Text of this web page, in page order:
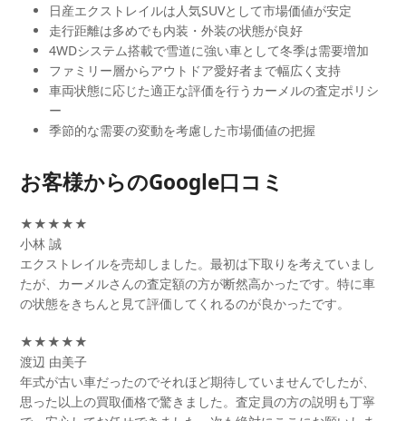
日産エクストレイルは人気SUVとして市場価値が安定
走行距離は多めでも内装・外装の状態が良好
4WDシステム搭載で雪道に強い車として冬季は需要増加
ファミリー層からアウトドア愛好者まで幅広く支持
車両状態に応じた適正な評価を行うカーメルの査定ポリシ
ー
季節的な需要の変動を考慮した市場価値の把握
お客様からのGoogle口コミ
★★★★★
小林 誠
エクストレイルを売却しました。最初は下取りを考えていまし
たが、カーメルさんの査定額の方が断然高かったです。特に車
の状態をきちんと見て評価してくれるのが良かったです。
★★★★★
渡辺 由美子
年式が古い車だったのでそれほど期待していませんでしたが、
思った以上の買取価格で驚きました。査定員の方の説明も丁寧